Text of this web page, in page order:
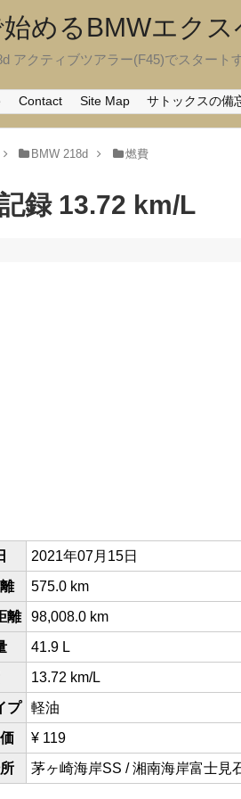
めるBMWエク
アクティブツアラー(F45)でスタート
Contact Site Map サトックスの備
BMW 218d 燃費
録 13.72 km/L
2021年07月15日
575.0 km
離
98,008.0 km
41.9 L
13.72 km/L
プ
軽油
¥ 119
茅ヶ崎海岸SS / 湘南海岸富士見